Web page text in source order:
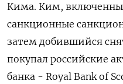
Кима. Ким,
санкционные
затем добившийся
покупал российские
банка - Royal Bank of